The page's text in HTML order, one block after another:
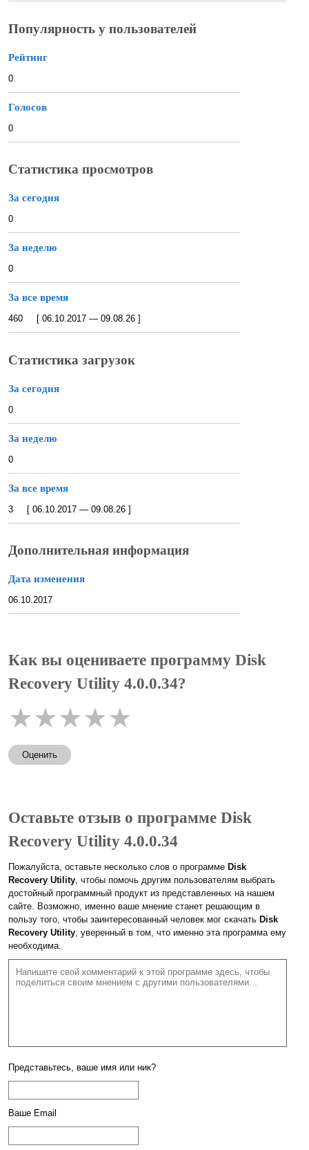
Популярность у пользователей
Рейтинг
0
Голосов
0
Статистика просмотров
За сегодня
0
За неделю
0
За все время
460 [ 06.10.2017 — 09.08.26 ]
Статистика загрузок
За сегодня
0
За неделю
0
За все время
3 [ 06.10.2017 — 09.08.26 ]
Дополнительная информация
Дата изменения
06.10.2017
Как вы оцениваете программу Disk
Recovery Utility 4.0.0.34?
★★★★★
Оценить
Оставьте отзыв о программе Disk
Recovery Utility 4.0.0.34
Пожалуйста, оставьте несколько слов о программе Disk
Recovery Utility, чтобы помочь другим пользователям выбрать
достойный программный продукт из представленных на нашем
сайте. Возможно, именно ваше мнение станет решающим в
пользу того, чтобы заинтересованный человек мог скачать Disk
Recovery Utility, уверенный в том, что именно эта программа ему
необходима.
Представьтесь, ваше имя или ник?
Ваше Email